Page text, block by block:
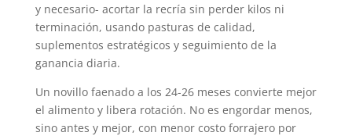
y necesario- acortar la recría sin perder kilos ni
terminación, usando pasturas de calidad,
suplementos estratégicos y seguimiento de la
ganancia diaria.
Un novillo faenado a los 24-26 meses convierte mejor
el alimento y libera rotación. No es engordar menos,
sino antes y mejor, con menor costo forrajero por